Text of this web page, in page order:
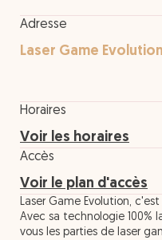
Adresse
Laser Game Evolution
Horaires
Voir les horaires
Accès
Voir le plan d'accès
Laser Game Evolution,
Avec sa technologie 100%
vous les parties de laser